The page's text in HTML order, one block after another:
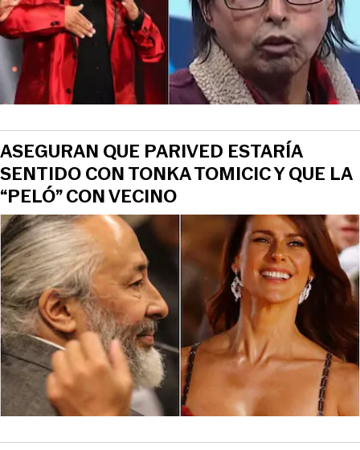
ASEGURAN QUE PARIVED ESTARÍA
SENTIDO CON TONKA TOMICIC Y QUE LA
“PELÓ” CON VECINO